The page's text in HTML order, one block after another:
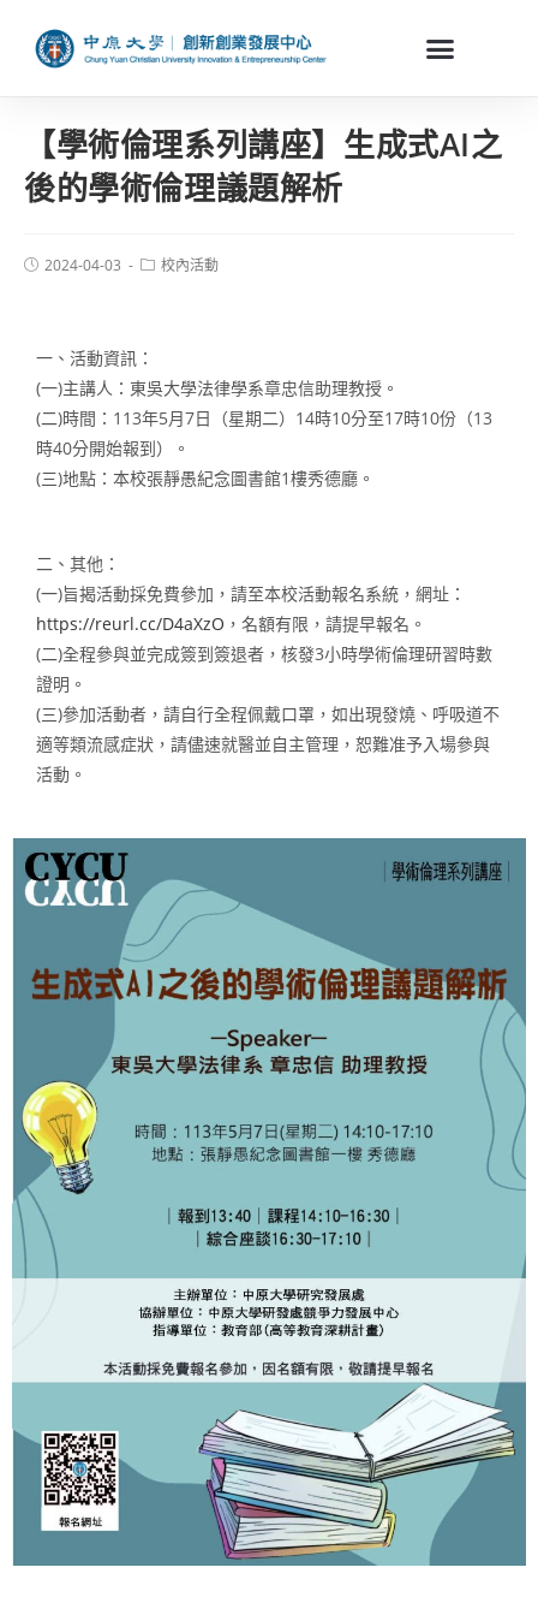
【學術倫理系列講座】生成式AI之
後的學術倫理議題解析
2024-04-03 校內活動
一、活動資訊：
(一)主講人：東吳大學法律學系章忠信助理教授。
(二)時間：113年5月7日（星期二）14時10分至17時10份（13
時40分開始報到）。
(三)地點：本校張靜愚紀念圖書館1樓秀德廳。
二、其他：
(一)旨揭活動採免費參加，請至本校活動報名系統，網址：
https://reurl.cc/D4aXzO ，名額有限，請提早報名。
(二)全程參與並完成簽到簽退者，核發3小時學術倫理研習時數
證明。
(三)參加活動者，請自行全程佩戴口罩，如出現發燒、呼吸道不
適等類流感症狀，請儘速就醫並自主管理，恕難准予入場參與
活動。